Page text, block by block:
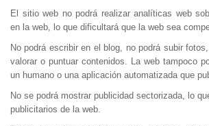
El sitio web no podrá realizar analíticas web
en la web, lo que dificultará que la web sea
No podrá escribir en el blog, no podrá subir
valorar o puntuar contenidos. La web tampoco
un humano o una aplicación automatizada que
No se podrá mostrar publicidad sectorizada, lo
publicitarios de la web.